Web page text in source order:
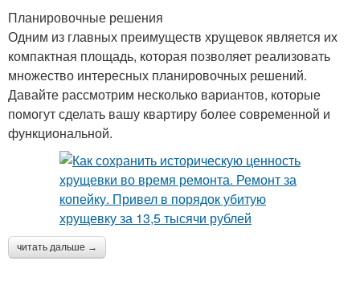
Планировочные решения
Одним из главных преимуществ хрущевок является их
компактная площадь, которая позволяет реализовать
множество интересных планировочных решений.
Давайте рассмотрим несколько вариантов, которые
помогут сделать вашу квартиру более современной и
функциональной.
читать дальше →